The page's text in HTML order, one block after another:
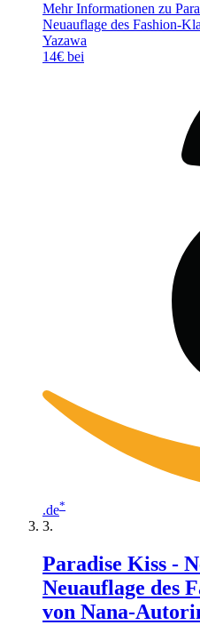
Mehr Informationen zu
Neuauflage des Fashion-
Yazawa
14€ bei
.de*
Paradise Kiss -
Neuauflage des
von Nana-